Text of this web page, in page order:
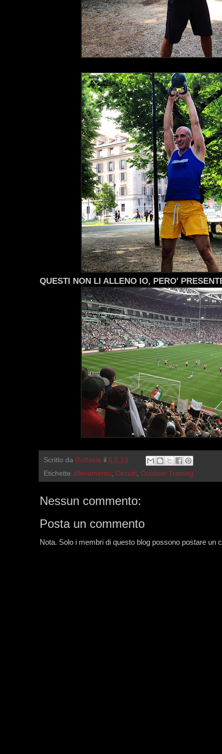
QUESTI NON LI ALLENO IO, PERO'
Scritto da Raffaele il 6.5.13
Etichette allenamento Circuiti Outdoor Training
Nessun commento:
Posta un commento
Nota. Solo i membri di questo blog possono postare un